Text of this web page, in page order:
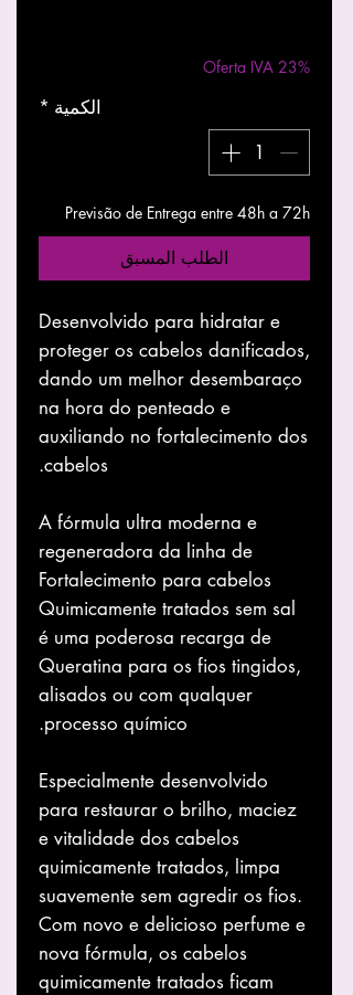
Oferta IVA 23%
الكمية *
Previsão de Entrega entre 48h a 72h
الطلب المسبق
Desenvolvido para hidratar e
proteger os cabelos danificados,
dando um melhor desembaraço
na hora do penteado e
auxiliando no fortalecimento dos
cabelos.
A fórmula ultra moderna e
regeneradora da linha de
Fortalecimento para cabelos
Quimicamente tratados sem sal
é uma poderosa recarga de
Queratina para os fios tingidos,
alisados ou com qualquer
processo químico.
Especialmente desenvolvido
para restaurar o brilho, maciez
e vitalidade dos cabelos
quimicamente tratados, limpa
suavemente sem agredir os fios.
Com novo e delicioso perfume e
nova fórmula, os cabelos
quimicamente tratados ficam